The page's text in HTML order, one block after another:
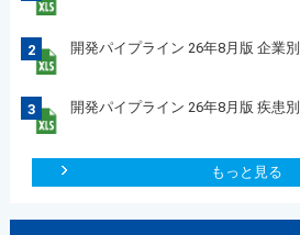
2 開発パイプライン 26年8月版 企業
3 開発パイプライン 26年8月版 疾患
もっと見る